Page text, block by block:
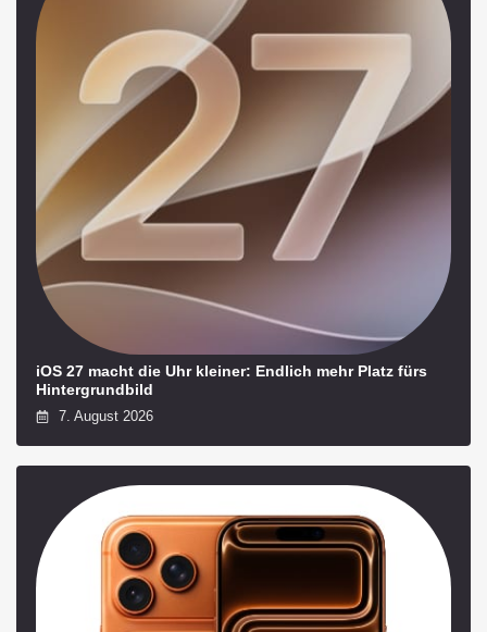
iOS 27 macht die Uhr kleiner: Endlich mehr Platz fürs
Hintergrundbild
7. August 2026